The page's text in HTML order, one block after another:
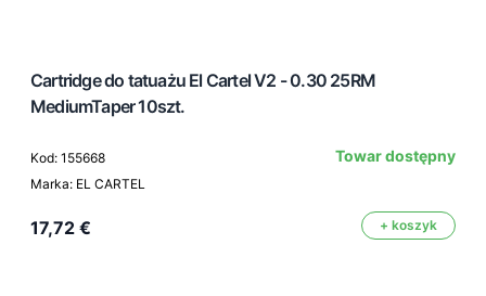
Cartridge do tatuażu El Cartel V2 - 0.30 25RM
MediumTaper 10szt.
Kod: 155668
Marka: EL CARTEL
Towar dostępny
17,72 € + koszyk